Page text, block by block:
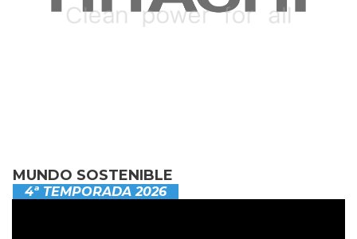
MUNDO SOSTENIBLE
4ª TEMPORADA 2026